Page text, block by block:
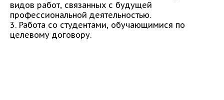
видов работ, связанных с будущей
профессиональной деятельностью.
3. Работа со студентами, обучающимися по
целевому договору.